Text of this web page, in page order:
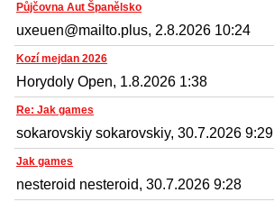
Půjčovna Aut Španělsko
uxeuen@mailto.plus, 2.8.2026 10:24
Kozí mejdan 2026
Horydoly Open, 1.8.2026 1:38
Re: Jak games
sokarovskiy sokarovskiy, 30.7.2026 9:29
Jak games
nesteroid nesteroid, 30.7.2026 9:28